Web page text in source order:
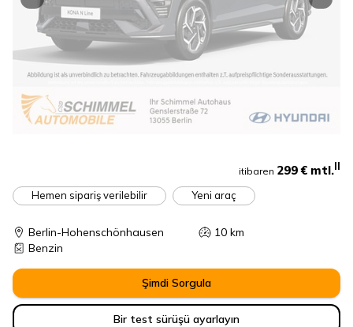
itibaren 299 € mtl.II
Hemen sipariş verilebilir Yeni araç
Berlin-Hohenschönhausen 10km
Benzin
Şimdi Sorgula
Bir test sürüşü ayarlayın